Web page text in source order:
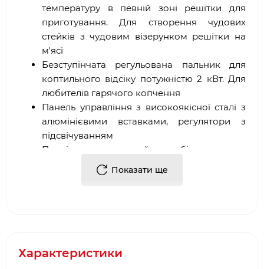
температуру в певній зоні решітки для
приготування. Для створення чудових
стейків з чудовим візерунком решітки на
м'ясі
Безступінчата регульована пальник для
коптильного відсіку потужністю 2 кВт. Для
любителів гарячого копчення
Панель управління з високоякісної сталі з
алюмінієвими вставками, регулятори з
підсвічуванням
Повністю змонтований аж до бічних частин
Шість пальників з високоякісної сталі
Емальована кришка
Інфрачервона пальник на задній стінці для
обертового вертіла
Показати ще
Характеристики